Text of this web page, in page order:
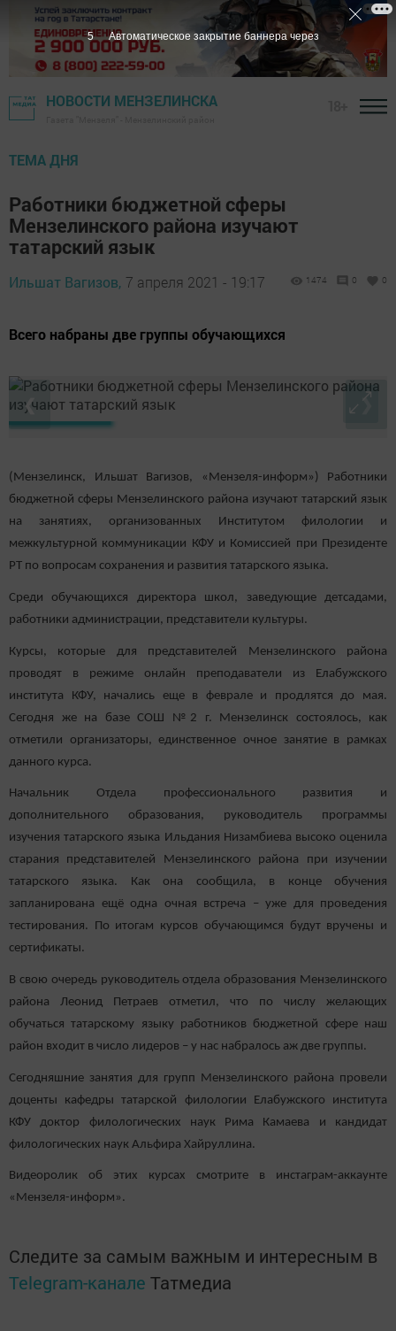
НОВОСТИ МЕНЗЕЛИНСКА
ТЕМА ДНЯ
Работники бюджетной сферы
Мензелинского района изучают
татарский язык
Ильшат Вагизов, 7 апреля 2021 - 19:17 1474 0 0
Всего набраны две группы обучающихся
❮ ❯
(Мензелинск, Ильшат Вагизов, «Мензеля-информ») Работники
бюджетной сферы Мензелинского района изучают татарский язык
на занятиях, организованных Институтом филологии и
межкультурной коммуникации КФУ и Комиссией при Президенте
РТ по вопросам сохранения и развития татарского языка.
Среди обучающихся директора школ, заведующие детсадами,
работники администрации, представители культуры.
Курсы, которые для представителей Мензелинского района
проводят в режиме онлайн преподаватели из Елабужского
института КФУ, начались еще в феврале и продлятся до мая.
Сегодня же на базе СОШ №2 г. Мензелинск состоялось, как
отметили организаторы, единственное очное занятие в рамках
данного курса.
Начальник Отдела профессионального развития и
дополнительного образования, руководитель программы
изучения татарского языка Ильдания Низамбиева высоко оценила
старания представителей Мензелинского района при изучении
татарского языка. Как она сообщила, в конце обучения
запланирована ещё одна очная встреча – уже для проведения
тестирования. По итогам курсов обучающимся будут вручены и
сертификаты.
В свою очередь руководитель отдела образования Мензелинского
района Леонид Петраев отметил, что по числу желающих
обучаться татарскому языку работников бюджетной сфере наш
район входит в число лидеров – у нас набралось аж две группы.
Сегодняшние занятия для групп Мензелинского района провели
доценты кафедры татарской филологии Елабужского института
КФУ доктор филологических наук Рима Камаева и кандидат
филологических наук Альфира Хайруллина.
Видеоролик об этих курсах смотрите в инстаграм-аккаунте
«Мензеля-информ».
Следите за самым важным и интересным в
Telegram-канале Татмедиа
5 Автоматическое закрытие баннера через